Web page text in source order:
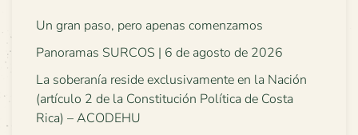
Un gran paso, pero apenas comenzamos
Panoramas SURCOS | 6 de agosto de 2026
La soberanía reside exclusivamente en la Nación
(artículo 2 de la Constitución Política de Costa
Rica) – ACODEHU